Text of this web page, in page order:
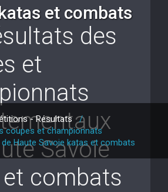
et combats
- Résultats/
coupes et championnats
Haute Savoie katas et combats
des
et
Savoie
combats